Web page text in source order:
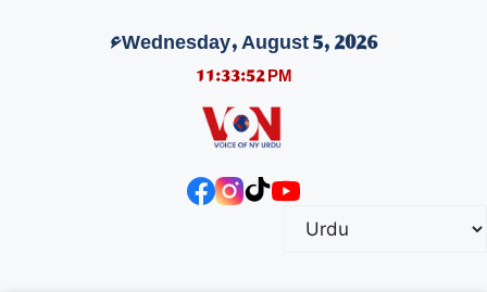
Wednesday, August 5, 2026ء
11:33:53 PM